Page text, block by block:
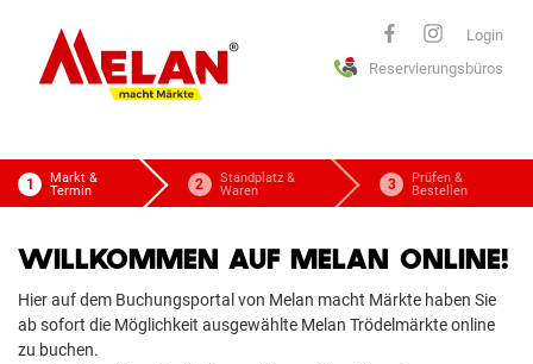
Login
Reservierungsbüros
Markt &
Termin
Standplatz &
Waren
Prüfen &
Bestellen
WILLKOMMEN AUF MELAN ONLINE!
Hier auf dem Buchungsportal von Melan macht Märkte haben Sie
ab sofort die Möglichkeit ausgewählte Melan Trödelmärkte online
zu buchen.